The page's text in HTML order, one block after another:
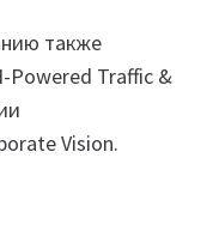
также
Powered Traffic &
Vision.